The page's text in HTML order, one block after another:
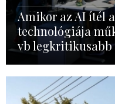
Amikor az AI ítél
technológiája
vb